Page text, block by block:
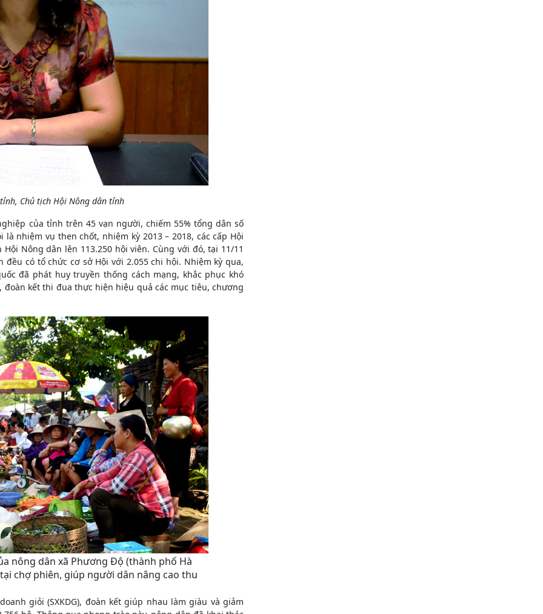
Chủ tịch Hội Nông dân tỉnh
của tỉnh trên 45 vạn người, chiếm 55% tổng dân số
nhiệm vụ then chốt, nhiệm kỳ 2013 – 2018, các cấp Hội
Nông dân lên 113.250 hội viên. Cùng với đó, tại 11/11
có tổ chức cơ sở Hội với 2.055 chi hội. Nhiệm kỳ qua,
đã phát huy truyền thống cách mạng, khắc phục khó
kết thi đua thực hiện hiệu quả các mục tiêu, chương
nông dân xã Phương Độ (thành phố Hà
chợ phiên, giúp người dân nâng cao thu
giỏi (SXKDG), đoàn kết giúp nhau làm giàu và giảm